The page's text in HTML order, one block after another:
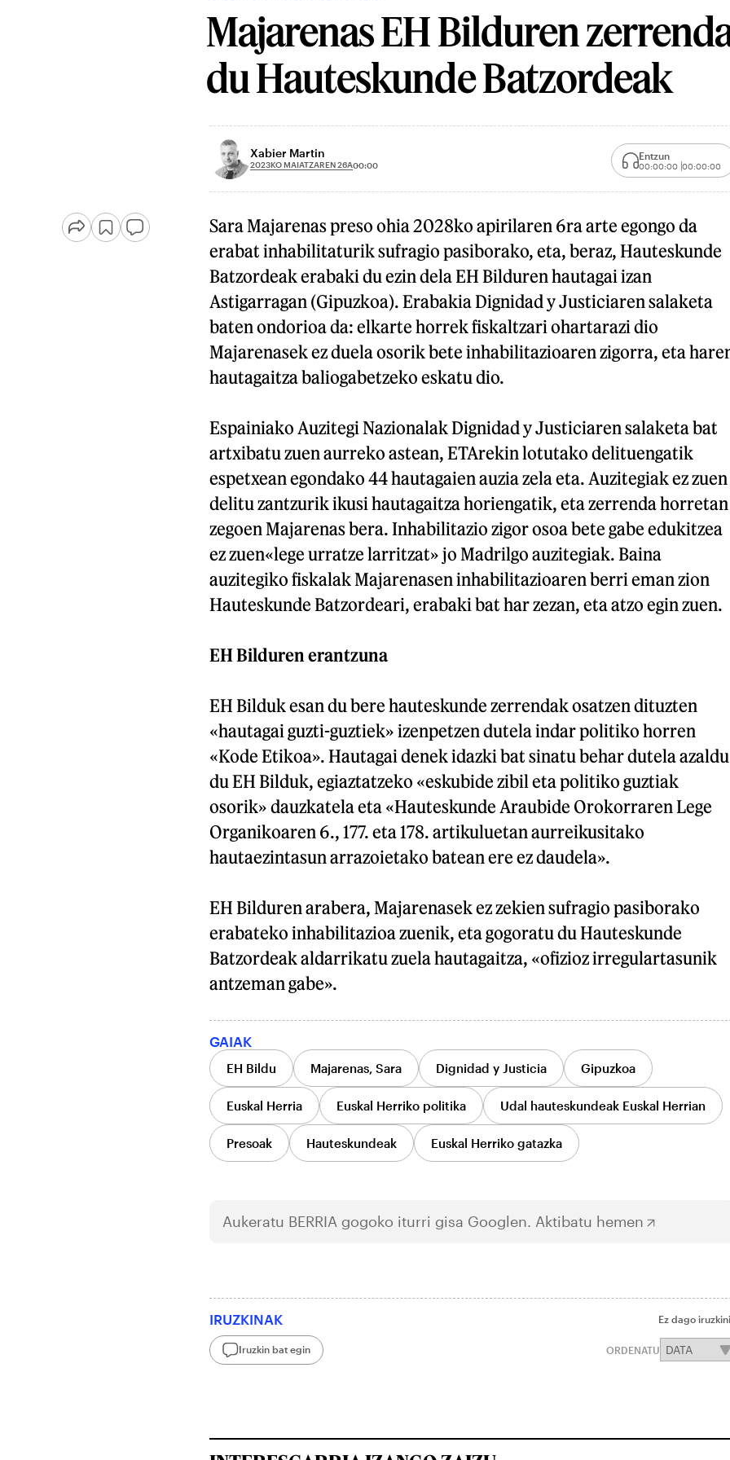
Majarenas EH Bilduren
du Hauteskunde Batzordeak
Xabier Martin
2023KO MAIATZAREN 26A00:00
Entzun
00:00:00 00:00:00
Sara Majarenas preso ohia 2028ko apirilaren 6ra arte egongo da
erabat inhabilitaturik sufragio pasiborako, eta, beraz, Hauteskunde
Batzordeak erabaki du ezin dela EH Bilduren hautagai izan
Astigarragan (Gipuzkoa). Erabakia Dignidad y Justiciaren salaketa
baten ondorioa da: elkarte horrek fiskaltzari ohartarazi dio
Majarenasek ez duela osorik bete inhabilitazioaren zigorra, eta
hautagaitza baliogabetzeko eskatu dio.
Espainiako Auzitegi Nazionalak Dignidad y Justiciaren salaketa bat
artxibatu zuen aurreko astean, ETArekin lotutako delituengatik
espetxean egondako 44 hautagaien auzia zela eta. Auzitegiak ez zuen
delitu zantzurik ikusi hautagaitza horiengatik, eta zerrenda horretan
zegoen Majarenas bera. Inhabilitazio zigor osoa bete gabe edukitzea
ez zuen«lege urratze larritzat» jo Madrilgo auzitegiak. Baina
auzitegiko fiskalak Majarenasen inhabilitazioaren berri eman zion
Hauteskunde Batzordeari, erabaki bat har zezan, eta atzo egin zuen.
EH Bilduren erantzuna
EH Bilduk esan du bere hauteskunde zerrendak osatzen dituzten
«hautagai guzti-guztiek» izenpetzen dutela indar politiko horren
«Kode Etikoa». Hautagai denek idazki bat sinatu behar dutela azaldu
du EH Bilduk, egiaztatzeko «eskubide zibil eta politiko guztiak
osorik» dauzkatela eta «Hauteskunde Araubide Orokorraren Lege
Organikoaren 6., 177. eta 178. artikuluetan aurreikusitako
hautaezintasun arrazoietako batean ere ez daudela».
EH Bilduren arabera, Majarenasek ez zekien sufragio pasiborako
erabateko inhabilitazioa zuenik, eta gogoratu du Hauteskunde
Batzordeak aldarrikatu zuela hautagaitza, «ofizioz irregulartasunik
antzeman gabe».
GAIAK
EH Bildu Majarenas, Sara Dignidad y Justicia Gipuzkoa
Euskal Herria Euskal Herriko politika Udal hauteskundeak Euskal Herrian
Presoak Hauteskundeak Euskal Herriko gatazka
Aukeratu BERRIA gogoko iturri gisa Googlen. Aktibatu hemen
IRUZKINAK Ez dago
Iruzkin bat egin ORDENATU